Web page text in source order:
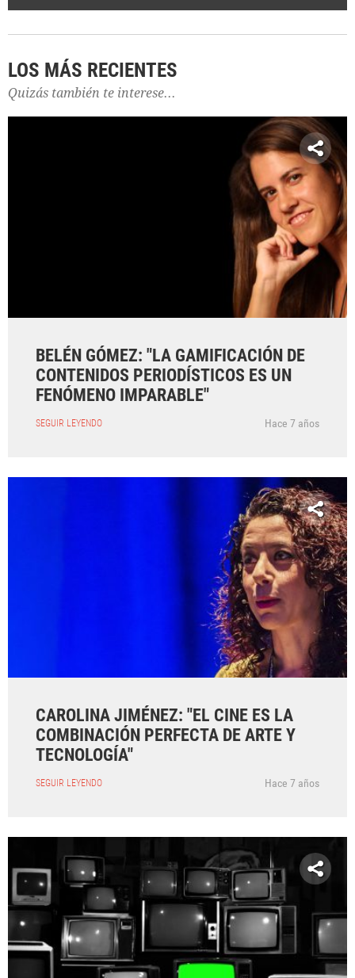
LOS MÁS RECIENTES
Quizás también te interese...
BELÉN GÓMEZ: "LA GAMIFICACIÓN DE
CONTENIDOS PERIODÍSTICOS ES UN
FENÓMENO IMPARABLE"
SEGUIR LEYENDO Hace 7 años
CAROLINA JIMÉNEZ: "EL CINE ES LA
COMBINACIÓN PERFECTA DE ARTE Y
TECNOLOGÍA"
SEGUIR LEYENDO Hace 7 años